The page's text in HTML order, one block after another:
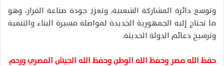
وتوسع دائرة المشاركة الشعبية، وتعزز جودة صناعة القرار، وهو
ما تحتاج إليه الجمهورية الجديدة لمواصلة مسيرة البناء والتنمية
وترسيخ دعائم الدولة الحديثة.
حفظ الله مصر وحفظ الله الوطن وحفظ الله الجيش المصري ورحم